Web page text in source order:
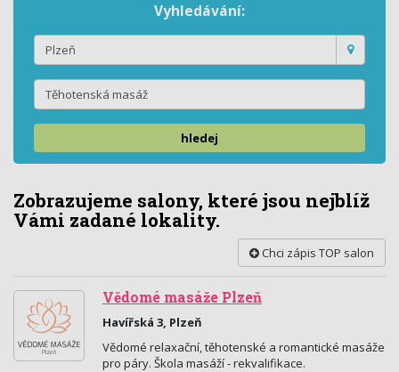
Vyhledávání:
hledej
Zobrazujeme salony, které jsou nejblíž
Vámi zadané lokality.
Chci zápis TOP salon
Vědomé masáže Plzeň
Havířská 3, Plzeň
Vědomé relaxační, těhotenské a romantické masáže
pro páry. Škola masáží - rekvalifikace.